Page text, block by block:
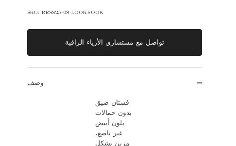
SKU: BRSS25-08-LOOKBOOK
تواصل مع مستشاري الأزياء الراقية
وصف
فستان ضيق
بدون حمالات
بلون أبيض
غير ناصع،
مزين بشكل